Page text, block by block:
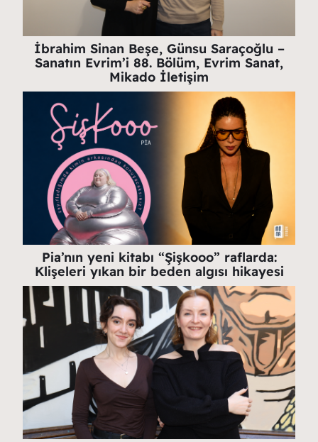
İbrahim Sinan Beşe, Günsu Saraçoğlu –
Sanatın Evrim’i 88. Bölüm, Evrim Sanat,
Mikado İletişim
Pia’nın yeni kitabı “Şişkooo” raflarda:
Klişeleri yıkan bir beden algısı hikayesi